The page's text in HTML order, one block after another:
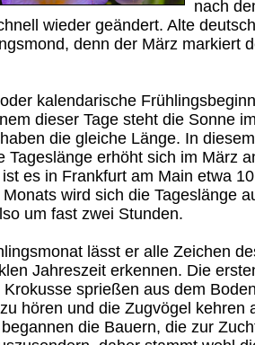
nach
wieder geändert. Alte
denn der März markiert
kalendarische
dieser Tage steht die Sonne
die gleiche Länge. In
Tageslänge erhöht sich im März
es in Frankfurt am Main etwa
wird sich die Tageslänge
um fast zwei Stunden.
lässt er alle Zeichen
Jahreszeit erkennen. Die
sprießen aus dem
hören und die Zugvögel kehren
die Bauern, die zur